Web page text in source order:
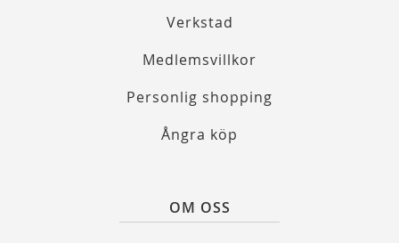
Verkstad
Medlemsvillkor
Personlig shopping
Ångra köp
OM OSS